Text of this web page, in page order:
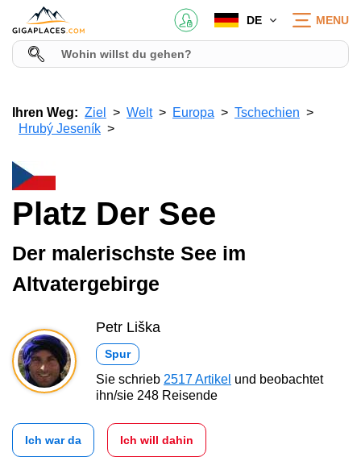
DE MENU
Ihren Weg: Ziel Welt Europa
Tschechien
Hrubý Jeseník
Platz Der See
Der malerischste See im
Altvatergebirge
Petr Liška
Spur
Sie schrieb 2517 Artikel und beobachtet
ihn/sie 248 Reisende
Ich war da Ich will dahin